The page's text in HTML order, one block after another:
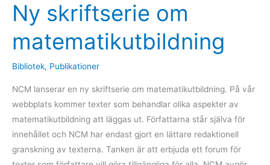
Ny skriftserie om
matematikutbildning
Bibliotek, Publikationer
NCM lanserar en ny skriftserie om matematikutbildning. På vår
webbplats kommer texter som behandlar olika aspekter av
matematikutbildning att läggas ut. Författarna står själva för
innehållet och NCM har endast gjort en lättare redaktionell
granskning av texterna. Tanken är att erbjuda ett forum för
Ny
skriftserie
om
matematikutbildning